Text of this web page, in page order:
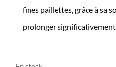
fines paillettes, grâce à sa
prolonger significativement